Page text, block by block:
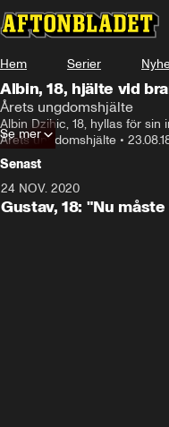
Hem Serier
Albin, 18, hjälte vid
Årets ungdomshjälte
Albin Dzihic, 18, hyllas för
Årets ungdomshjälte •
Se mer
Senast
24 NOV. 2020
Gustav, 18: "Nu måste